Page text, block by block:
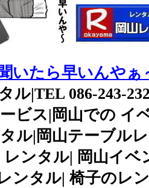
いたら早いんやぁ
ル|TEL 086-243-
ビス|岡山での イ
ル|岡山テーブル
ンタル| 岡山イ
ンタル| 椅子のレ